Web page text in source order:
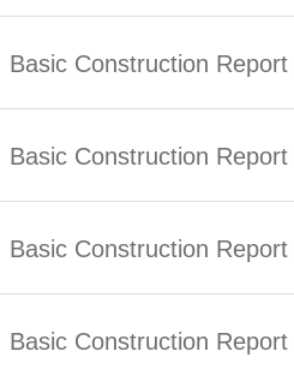
Basic Construction
Basic Construction
Basic Construction
Basic Construction